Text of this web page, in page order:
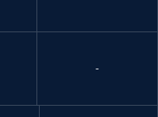
-